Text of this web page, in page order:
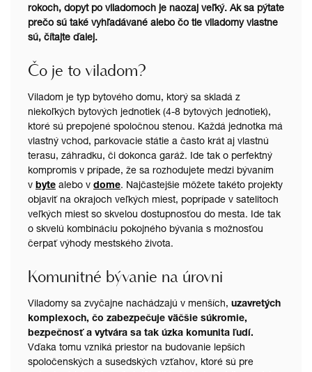
rokoch, dopyt po viladomoch je naozaj veľký. Ak sa pýtate
prečo sú také vyhľadávané alebo čo tie viladomy vlastne
sú, čítajte ďalej.
Čo je to viladom?
Viladom je typ bytového domu, ktorý sa skladá z
niekoľkých bytových jednotiek (4-8 bytových jednotiek),
ktoré sú prepojené spoločnou stenou. Každá jednotka má
vlastný vchod, parkovacie státie a často krát aj vlastnú
terasu, záhradku, či dokonca garáž. Ide tak o perfektný
kompromis v prípade, že sa rozhodujete medzi bývaním
v byte alebo v dome. Najčastejšie môžete takéto projekty
objaviť na okrajoch veľkých miest, poprípade v satelitoch
veľkých miest so skvelou dostupnosťou do mesta. Ide tak
o skvelú kombináciu pokojného bývania s možnosťou
čerpať výhody mestského života.
Komunitné bývanie na úrovni
Viladomy sa zvyčajne nachádzajú v menších, uzavretých
komplexoch, čo zabezpečuje väčšie súkromie,
bezpečnosť a vytvára sa tak úzka komunita ľudí.
Vďaka tomu vzniká priestor na budovanie lepších
spoločenských a susedských vzťahov, ktoré sú pre